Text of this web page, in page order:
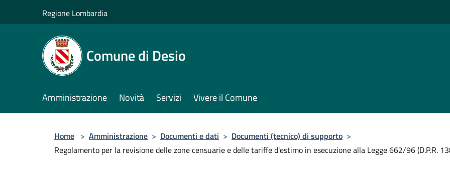
Regione Lombardia
Comune di Desio
Amministrazione Novità Servizi Vivere il Comune
Home > Amministrazione > Documenti e dati > Documenti (tecnico) di supporto >
Regolamento per la revisione delle zone censuarie e delle tariffe d'estimo in esecuzione alla Legge 662/96 (D.P.R.